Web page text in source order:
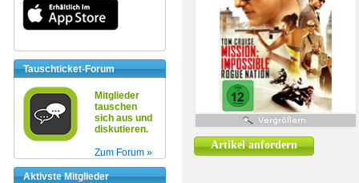
Tauschticket-Forum
Mitglieder
tauschen
sich aus und
diskutieren.
Zum Forum »
Aktivste Mitglieder
Artikel anfordern